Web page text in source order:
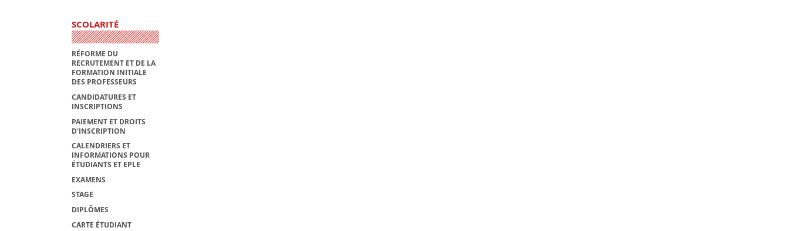
SCOLARITÉ
RÉFORME DU
RECRUTEMENT ET DE LA
FORMATION INITIALE
DES PROFESSEURS
CANDIDATURES ET
INSCRIPTIONS
PAIEMENT ET DROITS
D'INSCRIPTION
CALENDRIERS ET
INFORMATIONS POUR
ÉTUDIANTS ET EPLE
EXAMENS
STAGE
DIPLÔMES
CARTE ÉTUDIANT